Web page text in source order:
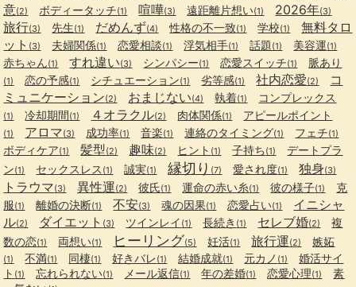
意(2) ボディータッチ(1) 喧嘩(3) 遠距離片想い(1) 2026年(3)
旅行(3) 先生(1) だめんず(4) 性格の不一致(1) 学校(1)
無料タロ
ット (3) 夫婦関係(1) 恋愛相談(1) 浮気相手(1) 話題(1) 美容運(1)
赤ちゃん(1) すれ違い(3) シンパシー(1) 恋愛スイッチ(1) 脈あり
(1) 恋の予感(1) シチュエーション(1) 劣等感(1) 社内恋愛(2)
コ
ミュニケーション(2) おまじない(4) 執着(1) コンプレックス
(1) 冷却期間(1) ４オラクル(2) 肉体関係(1) アピールポイント
(1) アロマ(3) 成功率(1) 音楽(1) 連絡のタイミング(1) フェチ(1)
ボディケア(1) 髪型(2) 趣味(2) ヒント (1) 子持ち(1)
デートプラ
ン(1) セックスレス (1) 誠実(1) 縁切り (7) 愛され度(1) 独身(3)
トラウマ(3) 異性運(2) 彼氏(1) 運命の赤い糸(1) 彼の様子(1)
克
服(1) 離婚の決断(1) 不安(3) 魂の因果(1) 恋愛占い(1)
イニシャ
ル(2) ダイエット (3) ツインレイ (1) 長続き (1) セレブ婚(2)
複
数の恋(1) 両想い(1) ヒーリング(5) 妊活(1) 旅行運(2) 嫉妬
(1) 不満(1) 同棲(1) 好きバレ(1) 結婚成就(1) 元カノ (1)
婚活サイ
ト (1) 忘れられない(1) メール返信(1) 年の差婚(1) 恋愛心理(1)
素